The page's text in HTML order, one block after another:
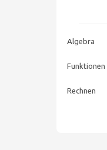
Algebra
Funktionen
Rechnen